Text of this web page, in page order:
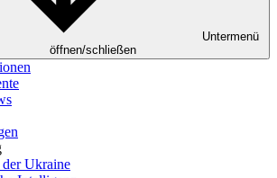
Untermenü
öffnen/schließen
Ukraine